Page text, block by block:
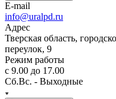
E-mail
info@uralpd.ru
Адрес
Тверская область,
переулок, 9
Режим работы
с 9.00 до 17.00
Сб.Вс. - Выходные